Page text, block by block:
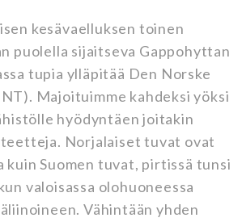
kesävaelluksen toinen
puolella sijaitseva Gappohyttan
tupia ylläpitää Den Norske
Majoituimme kahdeksi yöksi
hyödyntäen joitakin
Norjalaiset tuvat ovat
kuin Suomen tuvat, pirtissä tunsi
valoisassa olohuoneessa
Vähintään yhden